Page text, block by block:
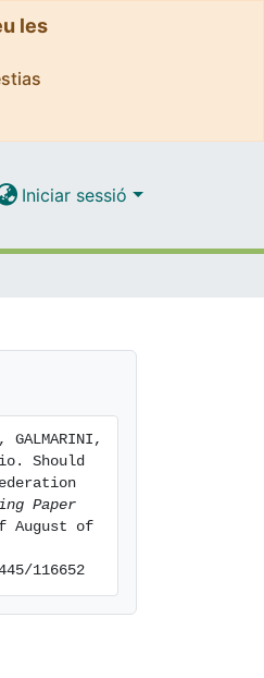
les
Iniciar sessió
GALMARINI,
Should
Paper
August of
116652